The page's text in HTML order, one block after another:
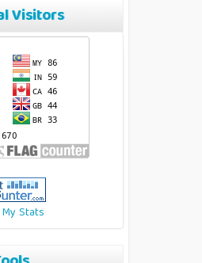
Visitors
Stats